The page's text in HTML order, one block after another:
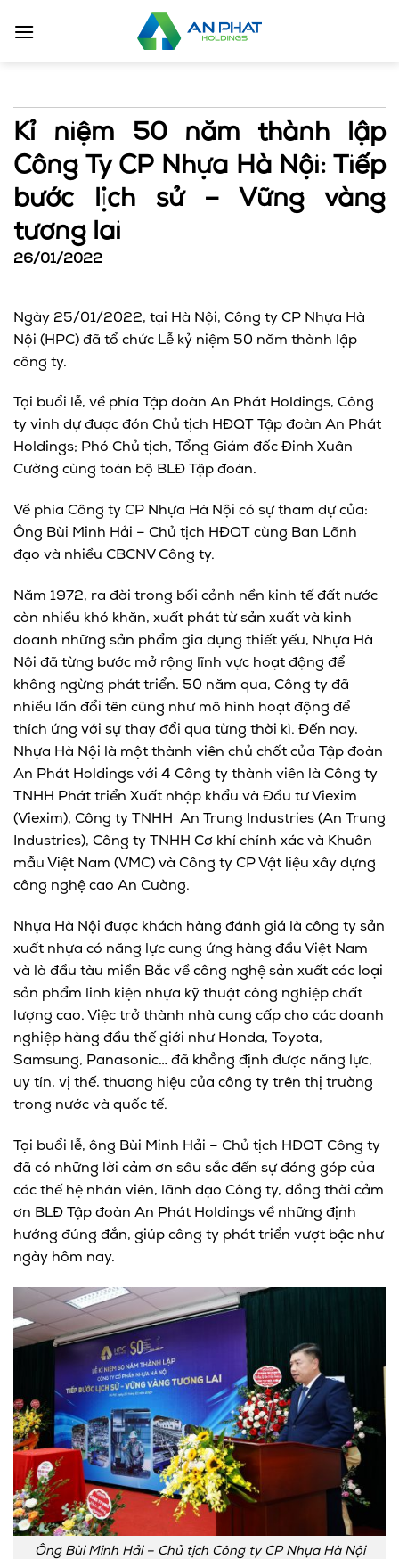
qua
Kỉ niệm 50 năm thành lập
Công Ty CP Nhựa Hà Nội: Tiếp
bước lịch sử – Vững vàng
tương lai
26/01/2022
Ngày 25/01/2022, tại Hà Nội, Công ty CP Nhựa Hà
Nội (HPC) đã tổ chức Lễ kỷ niệm 50 năm thành lập
công ty.
Tại buổi lễ, về phía Tập đoàn An Phát Holdings, Công
ty vinh dự được đón Chủ tịch HĐQT Tập đoàn An Phát
Holdings; Phó Chủ tịch, Tổng Giám đốc Đinh Xuân
Cường cùng toàn bộ BLĐ Tập đoàn.
Về phía Công ty CP Nhựa Hà Nội có sự tham dự của:
Ông Bùi Minh Hải – Chủ tịch HĐQT cùng Ban Lãnh
đạo và nhiều CBCNV Công ty.
Năm 1972, ra đời trong bối cảnh nền kinh tế đất nước
còn nhiều khó khăn, xuất phát từ sản xuất và kinh
doanh những sản phẩm gia dụng thiết yếu, Nhựa Hà
Nội đã từng bước mở rộng lĩnh vực hoạt động để
không ngừng phát triển. 50 năm qua, Công ty đã
nhiều lần đổi tên cũng như mô hình hoạt động để
thích ứng với sự thay đổi qua từng thời kì. Đến nay,
Nhựa Hà Nội là một thành viên chủ chốt của Tập đoàn
An Phát Holdings với 4 Công ty thành viên là Công ty
TNHH Phát triển Xuất nhập khẩu và Đầu tư Viexim
(Viexim), Công ty TNHH An Trung Industries (An Trung
Industries), Công ty TNHH Cơ khí chính xác và Khuôn
mẫu Việt Nam (VMC) và Công ty CP Vật liệu xây dựng
công nghệ cao An Cường.
Nhựa Hà Nội được khách hàng đánh giá là công ty sản
xuất nhựa có năng lực cung ứng hàng đầu Việt Nam
và là đầu tàu miền Bắc về công nghệ sản xuất các loại
sản phẩm linh kiện nhựa kỹ thuật công nghiệp chất
lượng cao. Việc trở thành nhà cung cấp cho các doanh
nghiệp hàng đầu thế giới như Honda, Toyota,
Samsung, Panasonic… đã khẳng định được năng lực,
uy tín, vị thế, thương hiệu của công ty trên thị trường
trong nước và quốc tế.
Tại buổi lễ, ông Bùi Minh Hải – Chủ tịch HĐQT Công ty
đã có những lời cảm ơn sâu sắc đến sự đóng góp của
các thế hệ nhân viên, lãnh đạo Công ty, đồng thời cảm
ơn BLĐ Tập đoàn An Phát Holdings về những định
hướng đúng đắn, giúp công ty phát triển vượt bậc như
ngày hôm nay.
Ông Bùi Minh Hải – Chủ tịch Công ty CP Nhựa Hà Nội